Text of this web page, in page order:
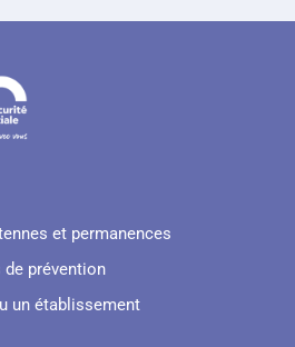
et permanences
prévention
un établissement